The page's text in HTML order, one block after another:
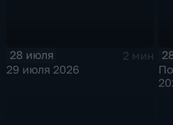
28 июля
2 мин
29 июля 2026